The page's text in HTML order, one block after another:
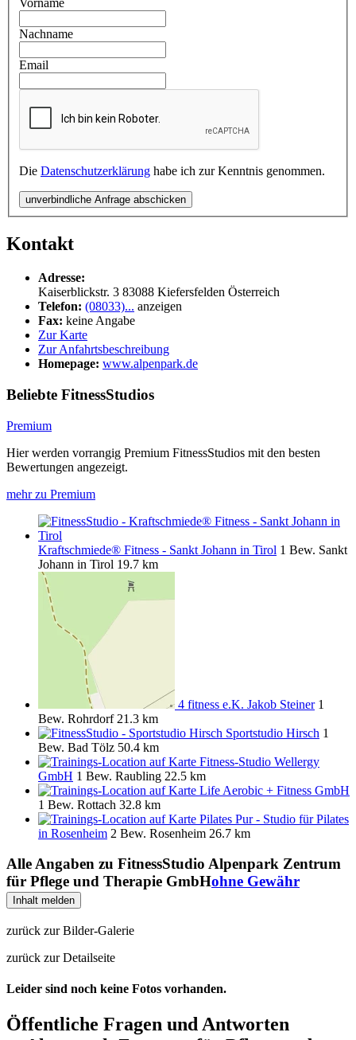
Vorname
Nachname
Email
Die Datenschutzerklärung habe ich zur Kenntnis genommen.
unverbindliche Anfrage abschicken
Kontakt
Adresse:
Kaiserblickstr. 3 83088 Kiefersfelden Österreich
Telefon: (08033)... anzeigen
Fax: keine Angabe
Zur Karte
Zur Anfahrtsbeschreibung
Homepage: www.alpenpark.de
Beliebte FitnessStudios
Premium
Hier werden vorrangig Premium FitnessStudios mit den besten
Bewertungen angezeigt.
mehr zu Premium
Kraftschmiede® Fitness - Sankt Johann in Tirol 1 Bew. Sankt
Johann in Tirol 19.7 km
4 fitness e.K. Jakob Steiner 1
Bew. Rohrdorf 21.3 km
Sportstudio Hirsch 1
Bew. Bad Tölz 50.4 km
Fitness-Studio Wellergy
GmbH 1 Bew. Raubling 22.5 km
Life Aerobic + Fitness GmbH
1 Bew. Rottach 32.8 km
Pilates Pur - Studio für Pilates
in Rosenheim 2 Bew. Rosenheim 26.7 km
Alle Angaben zu FitnessStudio Alpenpark Zentrum
für Pflege und Therapie GmbHohne Gewähr
Inhalt melden
zurück zur Bilder-Galerie
zurück zur Detailseite
Leider sind noch keine Fotos vorhanden.
Öffentliche Fragen und Antworten